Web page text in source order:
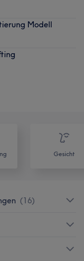
Modell
Gesicht
(16)